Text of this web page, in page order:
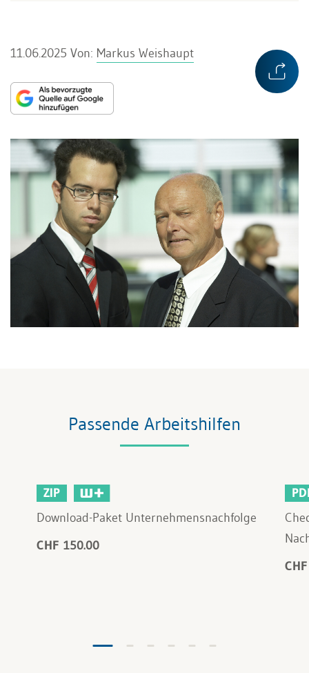
11.06.2025 Von: Markus Weishaupt
Passende Arbeitshilfen
ZIP
Download-Paket Unternehmensnachfolge
CHF 150.00